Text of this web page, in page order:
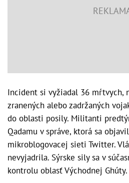
Incident si vyžiadal 36 mŕtvych,
zranených alebo zadržaných
do oblasti posily. Militanti
Qadamu v správe, ktorá sa
mikroblogovacej sieti Twitter.
nevyjadrila. Sýrske sily sa v
kontrolu oblasť Východnej Ghúty.